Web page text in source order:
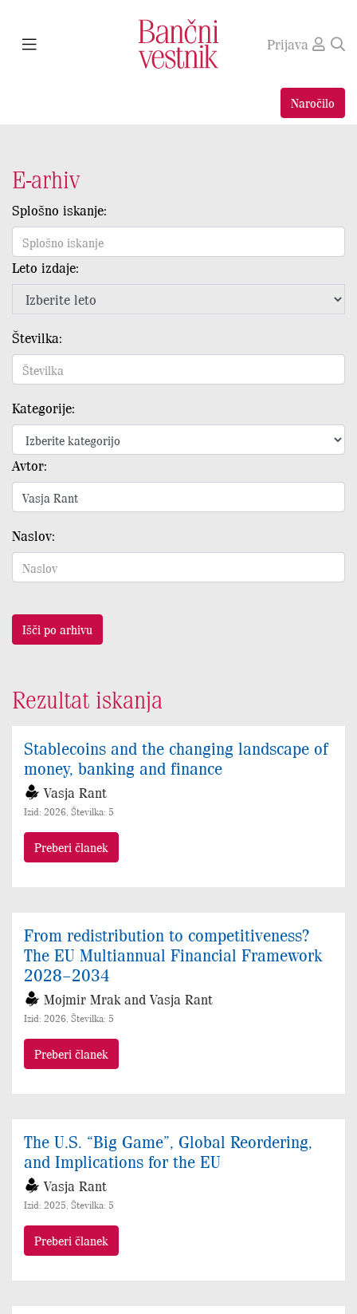
Prijava
Naročilo
E-arhiv
Splošno iskanje:
Leto izdaje:
Številka:
Kategorije:
Avtor:
Naslov:
Išči po arhivu
Rezultat iskanja
Stablecoins and the changing landscape of
money, banking and finance
Vasja Rant
Izid: 2026, Številka: 5
Preberi članek
From redistribution to competitiveness?
The EU Multiannual Financial Framework
2028–2034
Mojmir Mrak and Vasja Rant
Izid: 2026, Številka: 5
Preberi članek
The U.S. “Big Game”, Global Reordering,
and Implications for the EU
Vasja Rant
Izid: 2025, Številka: 5
Preberi članek